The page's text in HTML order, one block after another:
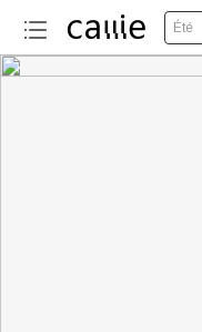
Été